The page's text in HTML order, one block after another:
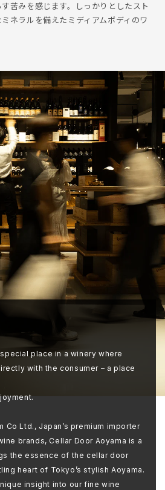
苦みを感じます。しっかりとしたスト
ネラルを備えたミディアムボディのワ
place in a winery where
with the consumer – a place
Co Ltd., Japan’s premium importer
brands, Cellar Door Aoyama is a
the essence of the cellar door
heart of Tokyo’s stylish Aoyama.
insight into our fine wine